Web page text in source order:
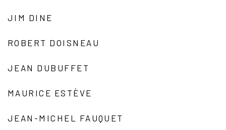
JIM DINE
ROBERT DOISNEAU
JEAN DUBUFFET
MAURICE ESTÈVE
JEAN-MICHEL FAUQUET